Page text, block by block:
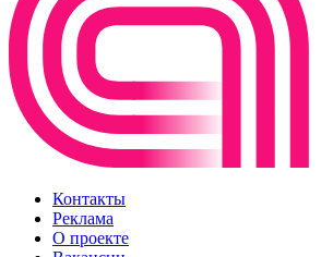
Контакты
Реклама
О проекте